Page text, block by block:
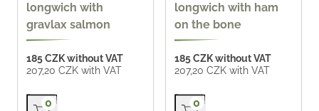
longwich with
gravlax salmon
185 CZK without VAT
207,20 CZK with VAT
Přidat do košíku
0
longwich with ham
on the bone
185 CZK without VAT
207,20 CZK with VAT
Přidat do košíku
0